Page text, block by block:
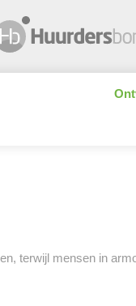
terwijl mensen in